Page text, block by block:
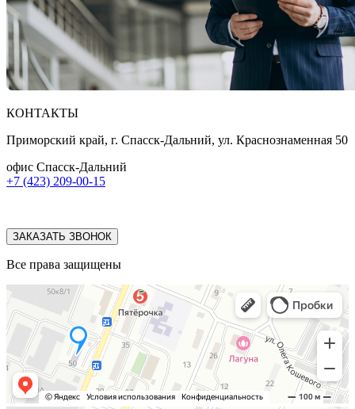
КОНТАКТЫ
Приморский край, г. Спасск-Дальний, ул. Краснознаменная 50
офис Спасск-Дальний
+7 (423) 209-00-15
ЗАКАЗАТЬ ЗВОНОК
Все права защищены